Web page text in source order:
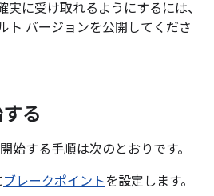
実に受け取れるようにするには、
ト バージョンを公開してくださ
る
始する手順は次のとおりです。
ブレークポイントを設定します。